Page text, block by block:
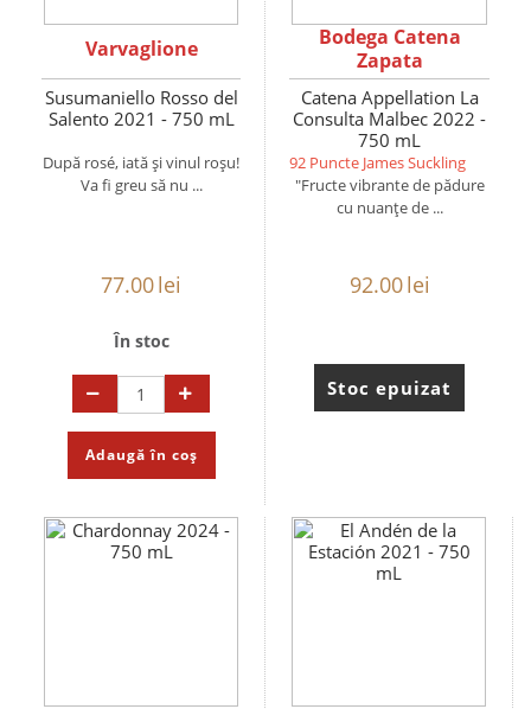
Varvaglione
Susumaniello Rosso del
Salento 2021 - 750 mL
După rosé, iată și vinul roșu!
Va fi greu să nu ...
77.00lei
În stoc
Adaugă în coș
Bodega Catena
Zapata
Catena Appellation La
Consulta Malbec 2022 -
750 mL
92 Puncte James Suckling
"Fructe vibrante de pădure
cu nuanțe de ...
92.00lei
Stoc epuizat